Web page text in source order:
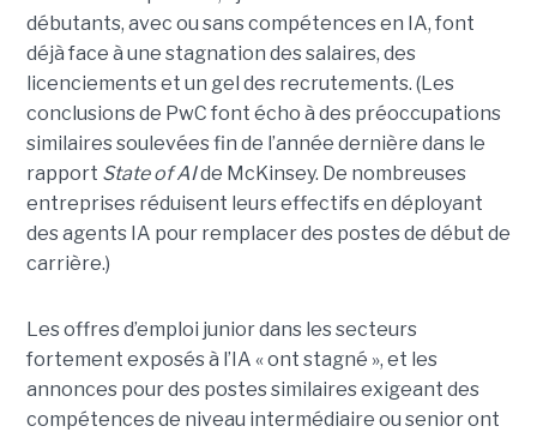
débutants, avec ou sans compétences en IA, font
déjà face à une stagnation des salaires, des
licenciements et un gel des recrutements. (Les
conclusions de PwC font écho à des préoccupations
similaires soulevées fin de l’année dernière dans le
rapport State of AIde McKinsey. De nombreuses
entreprises réduisent leurs effectifs en déployant
des agents IA pour remplacer des postes de début de
carrière.)
Les offres d’emploi junior dans les secteurs
fortement exposés à l’IA « ont stagné », et les
annonces pour des postes similaires exigeant des
compétences de niveau intermédiaire ou senior ont